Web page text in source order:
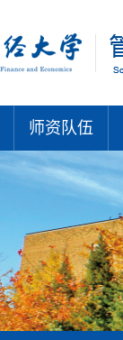
师资队伍